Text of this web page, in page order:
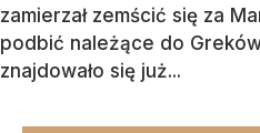
zamierzał zemścić się za
podbić należące do
znajdowało się już...